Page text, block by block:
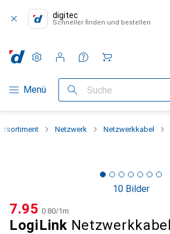
digitec
Schneller finden und bestellen
Navigation nach Kategorien
Menü Suche
Einstellungen
Kundenkonto
Vergleichslisten
Merklisten
Warenkorb
Netzwerk Netzwerkkabel
10 Bilder
LogiLink Netzwerkkabel
CHF
7.95 CHF
0.80/1m